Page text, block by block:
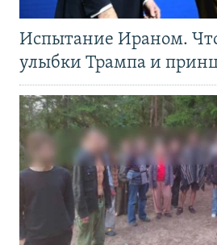
Испытание Ираном.
улыбки Трампа и